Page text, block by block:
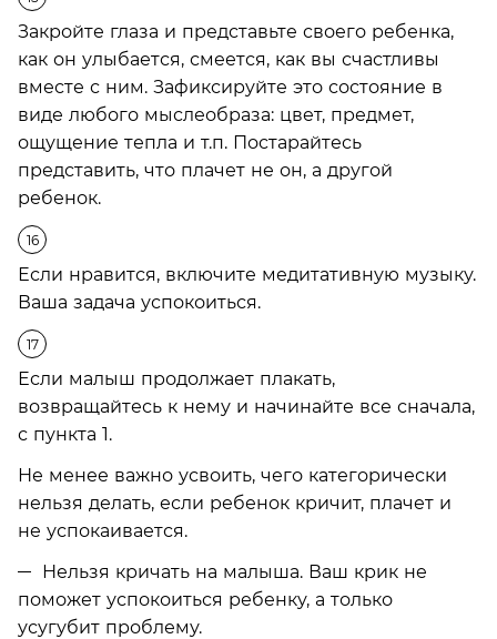
Закройте глаза и представьте своего ребенка,
как он улыбается, смеется, как вы счастливы
вместе с ним. Зафиксируйте это состояние в
виде любого мыслеобраза: цвет, предмет,
ощущение тепла и т.п. Постарайтесь
представить, что плачет не он, а другой
ребенок.
Если нравится, включите медитативную музыку.
Ваша задача успокоиться.
Если малыш продолжает плакать,
возвращайтесь к нему и начинайте все сначала,
с пункта 1.
Не менее важно усвоить, чего категорически
нельзя делать, если ребенок кричит, плачет и
не успокаивается.
Нельзя кричать на малыша. Ваш крик не
поможет успокоиться ребенку, а только
усугубит проблему.